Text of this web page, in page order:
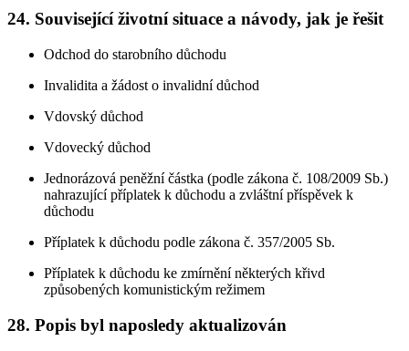
24. Související životní situace a návody, jak je řešit
Odchod do starobního důchodu
Invalidita a žádost o invalidní důchod
Vdovský důchod
Vdovecký důchod
Jednorázová peněžní částka (podle zákona č. 108/2009 Sb.)
nahrazující příplatek k důchodu a zvláštní příspěvek k
důchodu
Příplatek k důchodu podle zákona č. 357/2005 Sb.
Příplatek k důchodu ke zmírnění některých křivd
způsobených komunistickým režimem
28. Popis byl naposledy aktualizován